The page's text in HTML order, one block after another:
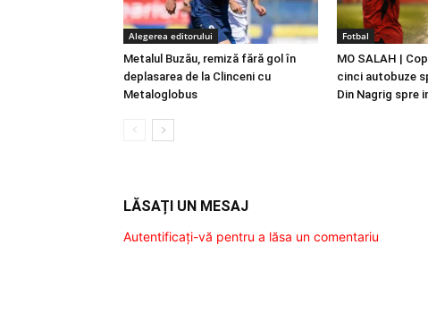
Alegerea editorului
Metalul Buzău, remiză fără gol în
deplasarea de la Clinceni cu
Metaloglobus
Fotbal
MO SALAH |
cinci autobuze
Din Nagrig spre
LĂSAȚI UN MESAJ
Autentificați-vă pentru a lăsa un comentariu